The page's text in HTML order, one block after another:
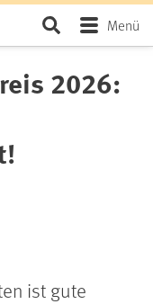
SeiteMenü
2026:
ist gute